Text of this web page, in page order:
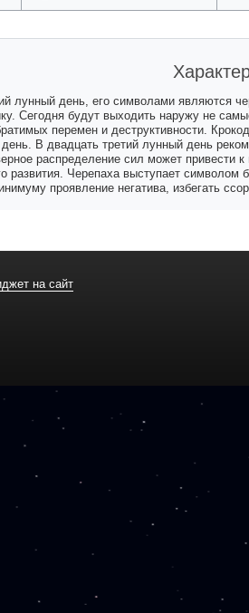
лунный день, его символами являются
Сегодня будут выходить наружу не
перемен и деструктивности.
день. В двадцать третий лунный день
распределение сил может привести
развития. Черепаха выступает
проявление негатива, избегать
на сайт